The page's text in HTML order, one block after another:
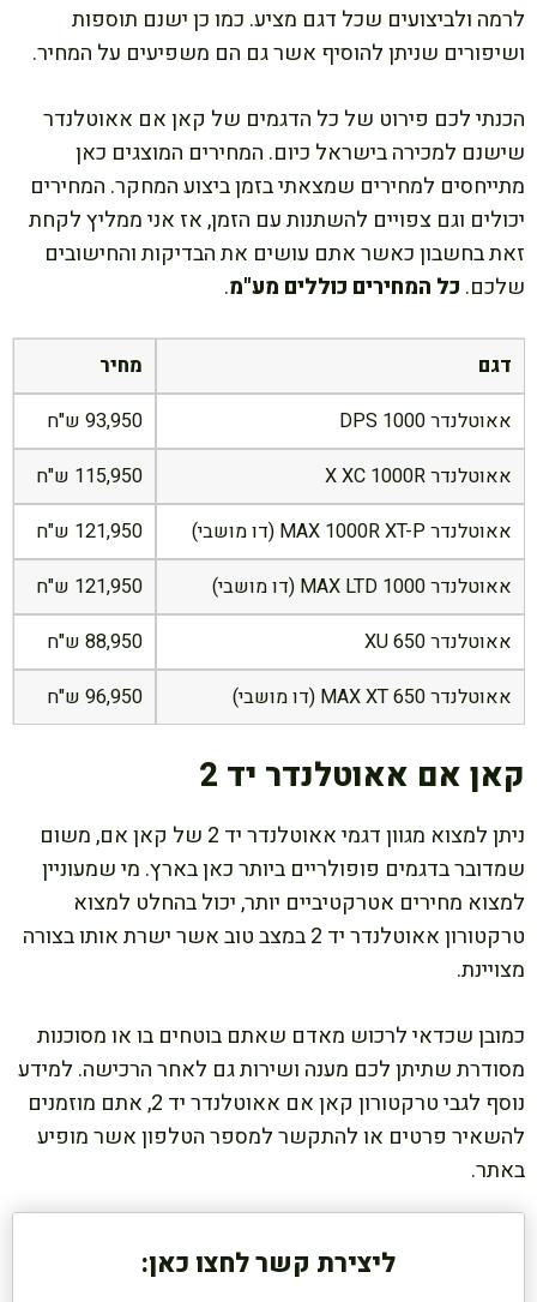
לרמה ולביצועים שכל דגם מציע. כמו כן ישנם תוספות
ושיפורים שניתן להוסיף אשר גם הם משפיעים על המחיר.
הכנתי לכם פירוט של כל הדגמים של קאן אם אאוטלנדר
שישנם למכירה בישראל כיום. המחירים המוצגים כאן
מתייחסים למחירים שמצאתי בזמן ביצוע המחקר. המחירים
יכולים וגם צפויים להשתנות עם הזמן, אז אני ממליץ לקחת
זאת בחשבון כאשר אתם עושים את הבדיקות והחישובים
שלכם. כל המחירים כוללים מע"מ.
דגם
מחיר
אאוטלנדר 1000 DPS
93,950 ש"ח
אאוטלנדר X XC 1000R
115,950 ש"ח
אאוטלנדר MAX 1000R XT-P (דו מושבי)
121,950 ש"ח
אאוטלנדר 1000 MAX LTD (דו מושבי)
121,950 ש"ח
אאוטלנדר XU 650
88,950 ש"ח
אאוטלנדר 650 MAX XT (דו מושבי)
96,950 ש"ח
קאן אם אאוטלנדר יד 2
ניתן למצוא מגוון דגמי אאוטלנדר יד 2 של קאן אם, משום
שמדובר בדגמים פופולריים ביותר כאן בארץ. מי שמעוניין
למצוא מחירים אטרקטיביים יותר, יכול בהחלט למצוא
טרקטורון אאוטלנדר יד 2 במצב טוב אשר ישרת אותו בצורה
מצויינת.
כמובן שכדאי לרכוש מאדם שאתם בוטחים בו או מסוכנות
מסודרת שתיתן לכם מענה ושירות גם לאחר הרכישה. למידע
נוסף לגבי טרקטורון קאן אם אאוטלנדר יד 2, אתם מוזמנים
להשאיר פרטים או להתקשר למספר הטלפון אשר מופיע
באתר.
ליצירת קשר לחצו כאן: